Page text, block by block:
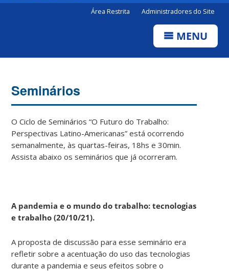
Área Restrita Administradores do Site
MENU
Seminários
O Ciclo de Seminários “O Futuro do Trabalho:
Perspectivas Latino-Americanas” está ocorrendo
semanalmente, às quartas-feiras, 18hs e 30min.
Assista abaixo os seminários que já ocorreram.
A pandemia e o mundo do trabalho: tecnologias
e trabalho (20/10/21).
A proposta de discussão para esse seminário era
refletir sobre a acentuação do uso das tecnologias
durante a pandemia e seus efeitos sobre o